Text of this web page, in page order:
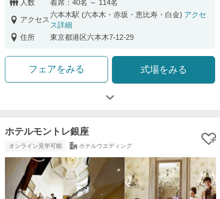
人数
着席：40名 ～ 114名
アクセス
六本木駅 (六本木・赤坂・恵比寿・白金) アクセ
ス詳細
住所
東京都港区六本木7-12-29
フェアをみる 式場をみる
ホテルモントレ銀座
オンライン見学可能 ホテルウエディング